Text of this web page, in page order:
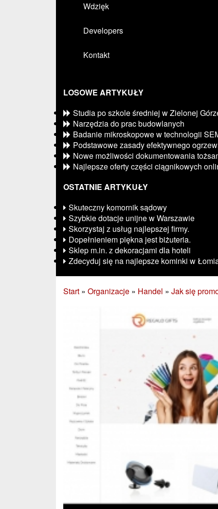
Wdzięk
Developers
Kontakt
LOSOWE ARTYKUŁY
Studia po szkole średniej w Zielonej
Narzędzia do prac budowlanych
Badanie mikroskopowe w technologii
Podstawowe zasady efektywnego
Nowe możliwości dokumentowania
Najlepsze oferty części ciągnikowych
OSTATNIE ARTYKUŁY
Skuteczny komornik sądowy
Szybkie dotacje unijne w Warszawie
Skorzystaj z usług najlepszej firmy.
Dopełnieniem piękna jest biżuteria.
Sklep m.in. z dekoracjami dla hoteli
Zdecyduj się na najlepsze kominki w
Start » Organizacje » Handel » Jak się